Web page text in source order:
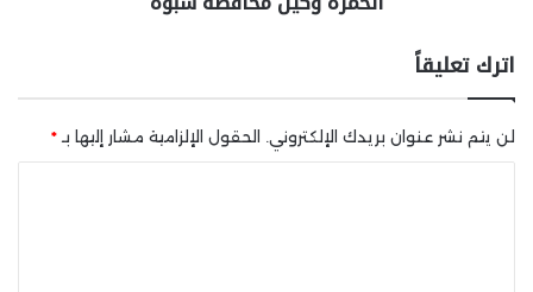
اترك تعليقاً
لن يتم نشر عنوان بريدك الإلكتروني. الحقول الإلزامية مشار إليها بـ *